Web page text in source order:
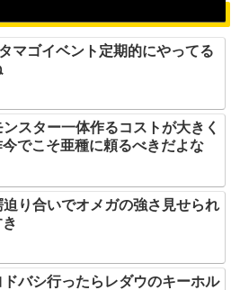
マゴイベント定期的にやってる
ンスター一体作るコストが大きく
でこそ亜種に頼るべきだよな
迫り合いでオメガの強さ見せられ
ドバシ行ったらレダウのキーホル